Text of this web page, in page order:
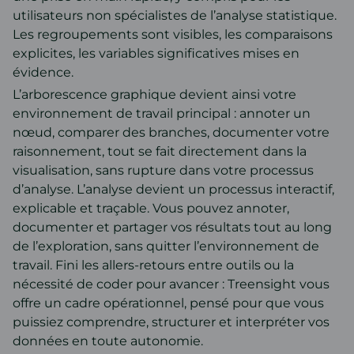
utilisateurs non spécialistes de l’analyse statistique.
Les regroupements sont visibles, les comparaisons
explicites, les variables significatives mises en
évidence.
L’arborescence graphique devient ainsi votre
environnement de travail principal : annoter un
nœud, comparer des branches, documenter votre
raisonnement, tout se fait directement dans la
visualisation, sans rupture dans votre processus
d’analyse. L’analyse devient un processus interactif,
explicable et traçable. Vous pouvez annoter,
documenter et partager vos résultats tout au long
de l’exploration, sans quitter l’environnement de
travail. Fini les allers-retours entre outils ou la
nécessité de coder pour avancer : Treensight vous
offre un cadre opérationnel, pensé pour que vous
puissiez comprendre, structurer et interpréter vos
données en toute autonomie.